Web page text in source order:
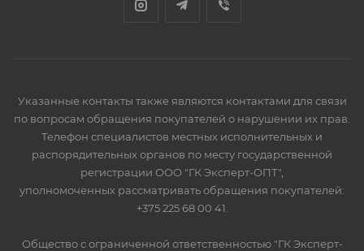
Указанные контакты также являются контактами для связи
по вопросам обращения покупателей о нарушении их прав.
Телефон специалистов местных исполнительных и
распорядительных органов по месту государственной
регистрации ООО "ГК Эксперт-ОПТ",
уполномоченных рассматривать обращения покупателей:
+375 225 68 00 41.
Общество с ограниченной ответственностью "ГК Эксперт-